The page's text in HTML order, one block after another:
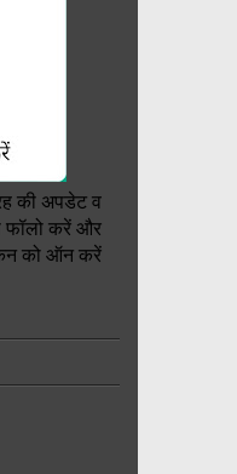
की अपडेट व
फॉलो करें और
को ऑन करें